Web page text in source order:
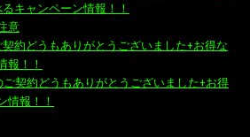
キャンペーン情報！！
意
契約どうもありがとうございました+お得な
報！！
ご契約どうもありがとうございました+お得
情報！！